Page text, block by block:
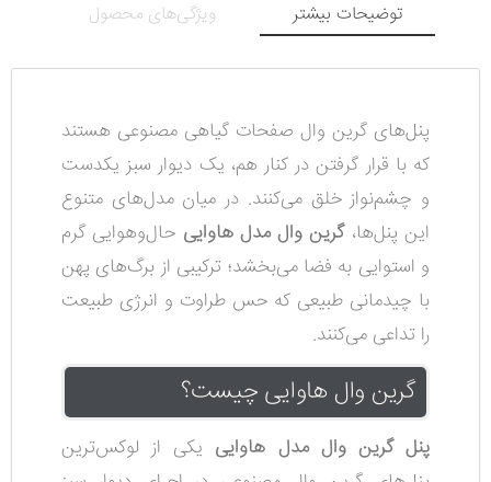
توضیحات بیشتر ویژگی‌های محصول
پنل‌های گرین وال صفحات گیاهی مصنوعی هستند
که با قرار گرفتن در کنار هم، یک دیوار سبز یکدست
و چشم‌نواز خلق می‌کنند. در میان مدل‌های متنوع
این پنل‌ها،گرین وال مدل هاوایی حال‌وهوایی گرم
و استوایی به فضا می‌بخشد؛ ترکیبی از برگ‌های پهن
با چیدمانی طبیعی که حس طراوت و انرژی طبیعت
را تداعی می‌کنند.
گرین وال هاوایی چیست؟
پنل گرین وال مدل هاوایی یکی از لوکس‌ترین